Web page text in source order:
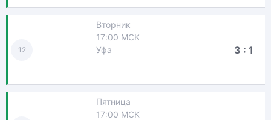
12
Вторник
17:00 МСК
Уфа
3 : 1
Пятница
17:00 МСК